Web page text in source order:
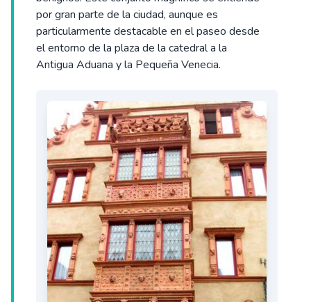
por gran parte de la ciudad, aunque es
particularmente destacable en el paseo desde
el entorno de la plaza de la catedral a la
Antigua Aduana y la Pequeña Venecia.